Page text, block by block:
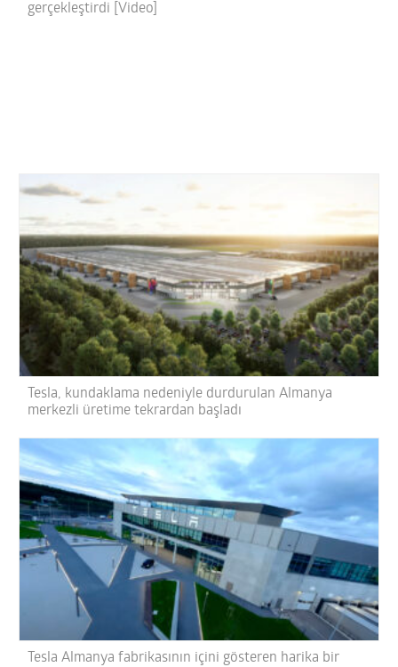
gerçekleştirdi [Video]
Tesla, kundaklama nedeniyle durdurulan Almanya
merkezli üretime tekrardan başladı
Tesla Almanya fabrikasının içini gösteren harika bir